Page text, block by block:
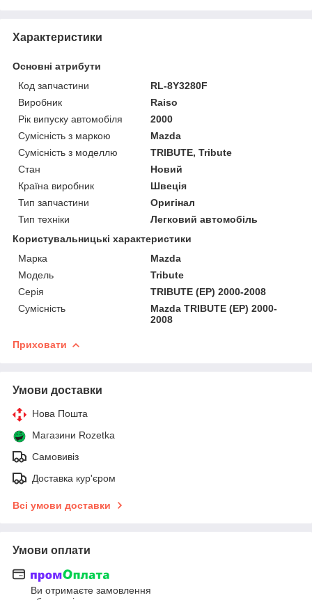
Характеристики
Основні атрибути
Код запчастини
RL-8Y3280F
Виробник
Raiso
Рік випуску автомобіля
2000
Сумісність з маркою
Mazda
Сумісність з моделлю
TRIBUTE, Tribute
Стан
Новий
Країна виробник
Швеція
Тип запчастини
Оригінал
Тип техніки
Легковий автомобіль
Користувальницькі характеристики
Марка
Mazda
Мoдель
Tribute
Серія
TRIBUTE (EP) 2000-2008
Сумісність
Mazda TRIBUTE (EP) 2000-
2008
Приховати
Умови доставки
Нова Пошта
Магазини Rozetka
Самовивіз
Доставка кур'єром
Всі умови доставки
Умови оплати
Ви отримаєте замовлення